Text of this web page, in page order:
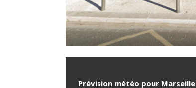
Prévision météo pour